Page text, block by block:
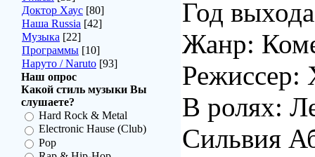
Доктор Хаус [80]
Наша Russia [42]
Музыка [22]
Программы [10]
Наруто / Naruto [93]
Наш опрос
Какой стиль музыки Вы
слушаете?
Hard Rock & Metal
Electronic Hause (Club)
Pop
Год
Жанр:
Режиссер:
В ролях:
Сильвия